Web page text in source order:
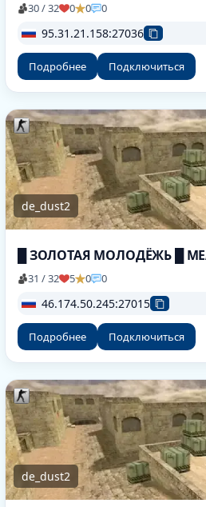
30 / 32 0 0 0
95.31.21.158:27036
Подробнее Подключиться
de_dust2
█ ЗОЛОТАЯ МОЛОДЁЖЬ █
31 / 32 5 0 0
46.174.50.245:27015
Подробнее Подключиться
de_dust2